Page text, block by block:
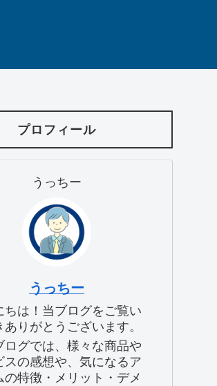
プロフィール
うっちー
うっちー
ちは！当ブログをご覧い
ありがとうございます。
ログでは、様々な商品や
スの感想や、気になるア
の特徴・メリット・デメ